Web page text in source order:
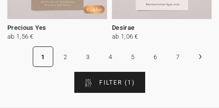
Kupfer
Precious Yes
ab 1,56 €
Desirae
ab 1,06 €
1 2 3 4 5 6 7 ›
FILTER (1)